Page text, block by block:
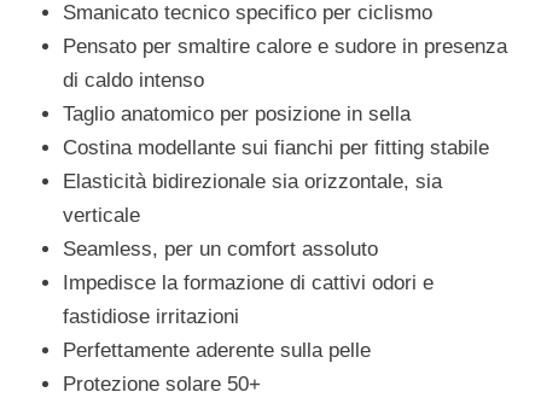
Smanicato tecnico specifico per ciclismo
Pensato per smaltire calore e sudore in presenza
di caldo intenso
Taglio anatomico per posizione in sella
Costina modellante sui fianchi per fitting stabile
Elasticità bidirezionale sia orizzontale, sia
verticale
Seamless, per un comfort assoluto
Impedisce la formazione di cattivi odori e
fastidiose irritazioni
Perfettamente aderente sulla pelle
Protezione solare 50+